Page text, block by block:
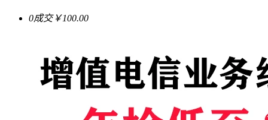
0成交￥100.00